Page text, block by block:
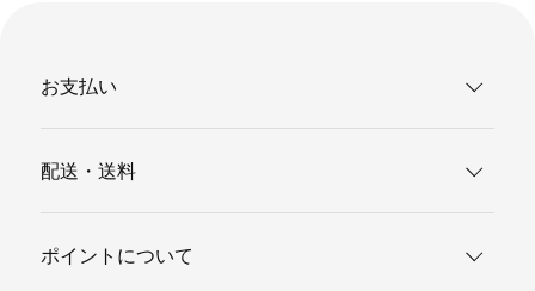
お支払い
配送・送料
ポイントについて